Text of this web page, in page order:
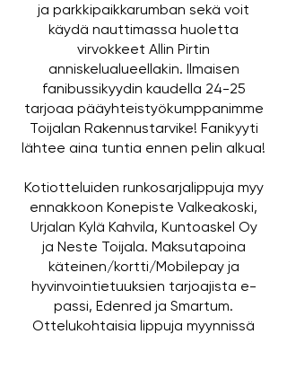
ja parkkipaikkarumban sekä voit
käydä nauttimassa huoletta
virvokkeet Allin Pirtin
anniskelualueellakin. Ilmaisen
fanibussikyydin kaudella 24-25
tarjoaa pääyhteistyökumppanimme
Toijalan Rakennustarvike!​​ Fanikyyti
lähtee aina tuntia ennen pelin alkua!
Kotiotteluiden runkosarjalippuja myy
ennakkoon Konepiste Valkeakoski,
Urjalan Kylä Kahvila, Kuntoaskel Oy
ja Neste Toijala. Maksutapoina
käteinen/kortti/Mobilepay ja
hyvinvointietuuksien tarjoajista e-
passi, Edenred ja Smartum.
Ottelukohtaisia lippuja myynnissä